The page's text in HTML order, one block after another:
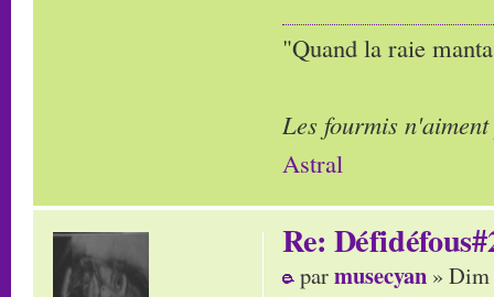
"Quand la raie
Les fourmis
Astral
Re:
parmusecyan » Dim